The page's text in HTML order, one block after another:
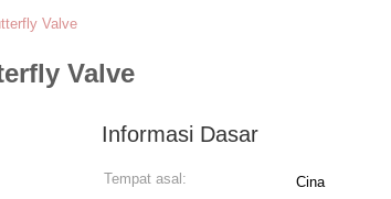
Valve
Valve
Informasi Dasar
Tempat asal: Cina